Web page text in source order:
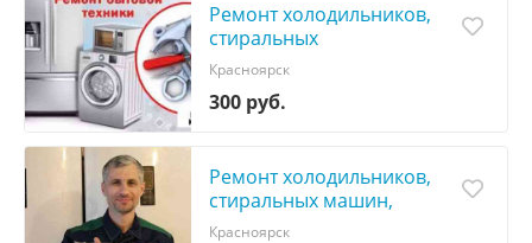
Ремонт холодильников,
стиральных
машин,телевизоров
300 руб.
Красноярск
Ремонт холодильников,
стиральных машин,
посудомоек
Красноярск